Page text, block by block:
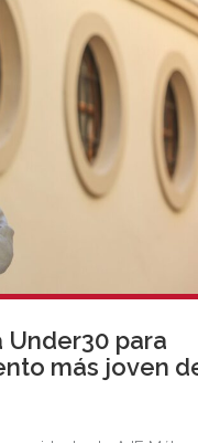
Under30 para
más joven